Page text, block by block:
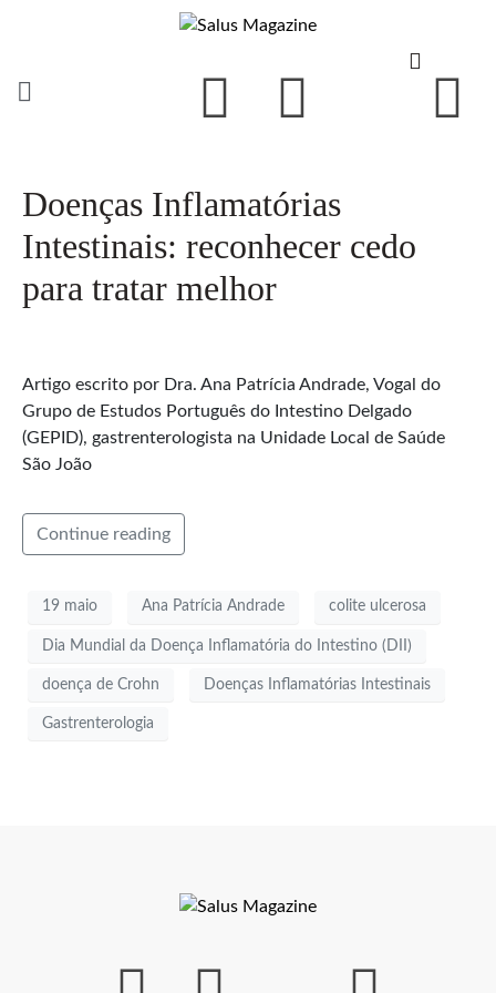
Doenças Inflamatórias
Intestinais: reconhecer cedo
para tratar melhor
Artigo escrito por Dra. Ana Patrícia Andrade, Vogal do
Grupo de Estudos Português do Intestino Delgado
(GEPID), gastrenterologista na Unidade Local de Saúde
São João
Continue reading
19 maio Ana Patrícia Andrade colite ulcerosa
Dia Mundial da Doença Inflamatória do Intestino (DII)
doença de Crohn Doenças Inflamatórias Intestinais
Gastrenterologia